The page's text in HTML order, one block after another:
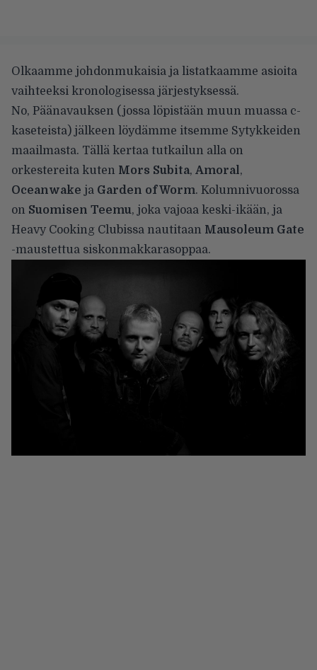
Olkaamme johdonmukaisia ja listatkaamme asioita
vaihteeksi kronologisessa järjestyksessä.
No, Päänavauksen (jossa löpistään muun muassa c-
kaseteista) jälkeen löydämme itsemme Sytykkeiden
maailmasta. Tällä kertaa tutkailun alla on
orkestereita kuten Mors Subita, Amoral,
Oceanwake ja Garden of Worm. Kolumnivuorossa
on Suomisen Teemu, joka vajoaa keski-ikään, ja
Heavy Cooking Clubissa nautitaan Mausoleum Gate
-maustettua siskonmakkarasoppaa.